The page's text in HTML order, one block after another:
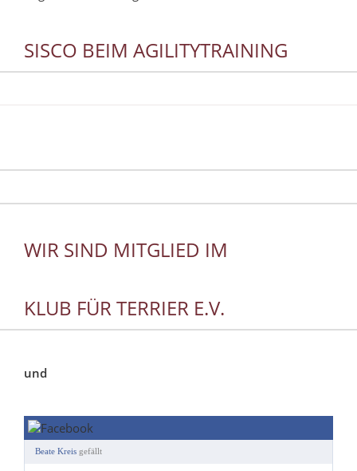
SISCO BEIM AGILITYTRAINING
WIR SIND MITGLIED IM
KLUB FÜR TERRIER E.V.
und
Beate Kreis gefällt